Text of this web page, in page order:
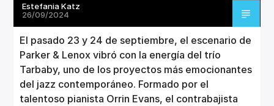
Estefania Katz
26/09/2024
El pasado 23 y 24 de septiembre, el escenario de
Parker & Lenox vibró con la energía del trío
Tarbaby, uno de los proyectos más emocionantes
del jazz contemporáneo. Formado por el
talentoso pianista Orrin Evans, el contrabajista